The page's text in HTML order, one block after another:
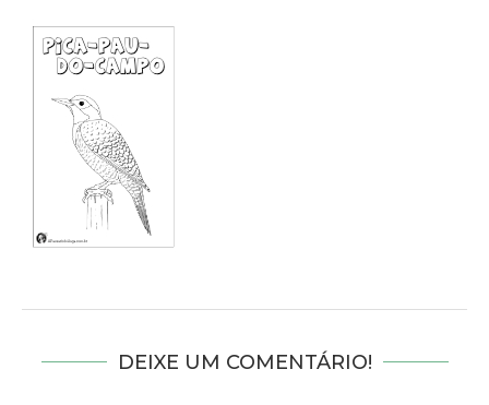
DEIXE UM COMENTÁRIO!